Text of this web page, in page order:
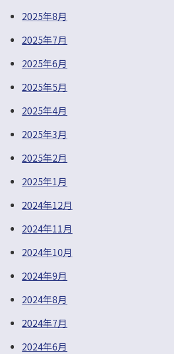
2025年8月
2025年7月
2025年6月
2025年5月
2025年4月
2025年3月
2025年2月
2025年1月
2024年12月
2024年11月
2024年10月
2024年9月
2024年8月
2024年7月
2024年6月